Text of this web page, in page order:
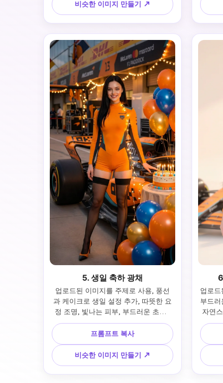
비슷한 이미지 만들기 ↗
5. 생일 축하 광채
업로드된 이미지를 주제로 사용, 풍선
과 케이크로 생일 설정 추가, 따뜻한 요
정 조명, 빛나는 피부, 부드러운 초점,
생생한 축제 색상, 행복한 분위기, 영화
인물 사진 스타일
프롬프트 복사
비슷한 이미지 만들기 ↗
업로
부드
자연
산